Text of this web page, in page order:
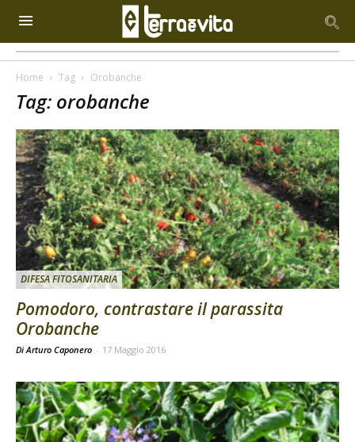
Home Tag Orobanche
Tag: orobanche
DIFESA FITOSANITARIA
Pomodoro, contrastare il parassita
Orobanche
Di Arturo Caponero - 17 Maggio 2016